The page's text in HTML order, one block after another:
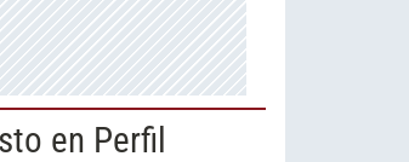
en Perfil